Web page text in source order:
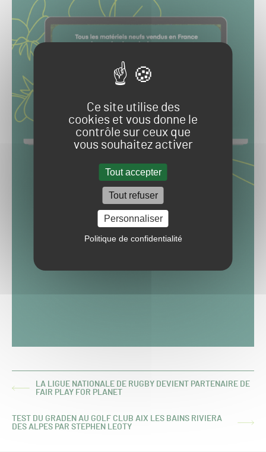
Ce site utilise des
cookies et vous donne le
contrôle sur ceux que
vous souhaitez activer
Tout accepter
Tout refuser
Personnaliser
Politique de confidentialité
ARTICLE
LA LIGUE NATIONALE DE RUGBY DEVIENT PARTENAIRE DE
FAIR PLAY FOR PLANET
ARTICLE
TEST DU GRADEN AU GOLF CLUB AIX LES BAINS RIVIERA
DES ALPES PAR STEPHEN LEOTY